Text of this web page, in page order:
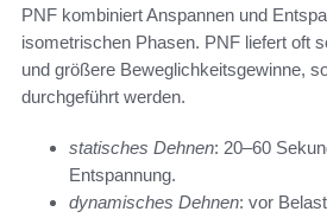
PNF kombiniert Anspannen und
isometrischen Phasen. PNF liefert oft
und größere Beweglichkeitsgewinne,
durchgeführt werden.
statisches Dehnen: 20–60
Entspannung.
dynamisches Dehnen: vor